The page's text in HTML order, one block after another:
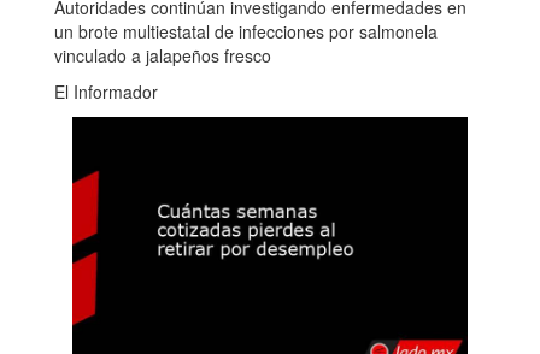
Autoridades continúan investigando enfermedades en
un brote multiestatal de infecciones por salmonela
vinculado a jalapeños fresco
El Informador